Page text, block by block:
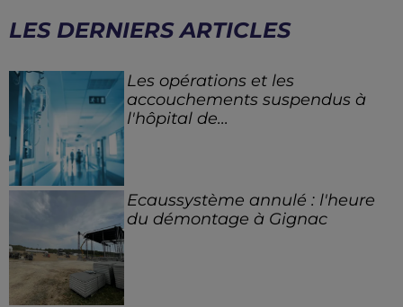
LES DERNIERS ARTICLES
Les opérations et les
accouchements suspendus à
l'hôpital de...
Ecaussystème annulé : l'heure
du démontage à Gignac